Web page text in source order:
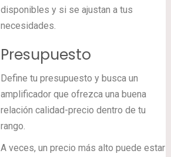
disponibles y si se ajustan a tus
necesidades.
Presupuesto
Define tu presupuesto y busca un
amplificador que ofrezca una buena
relación calidad-precio dentro de tu
rango.
A veces, un precio más alto puede estar